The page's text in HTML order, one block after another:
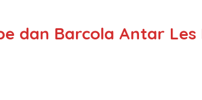
dan Barcola Antar Les